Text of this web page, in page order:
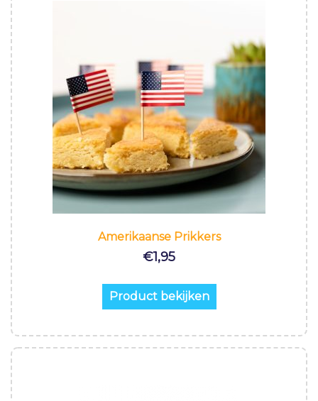
Amerikaanse Prikkers
€1,95
Product bekijken